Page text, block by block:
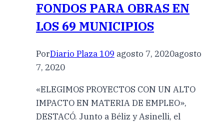
FONDOS PARA OBRAS EN
LOS 69 MUNICIPIOS
PorDiario Plaza 109 agosto 7, 2020agosto
7, 2020
«ELEGIMOS PROYECTOS CON UN ALTO
IMPACTO EN MATERIA DE EMPLEO»,
DESTACÓ. Junto a Béliz y Asinelli, el